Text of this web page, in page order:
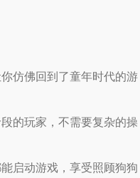
仿佛回到了童年时代的游
的玩家，不需要复杂的操
启动游戏，享受照顾狗狗